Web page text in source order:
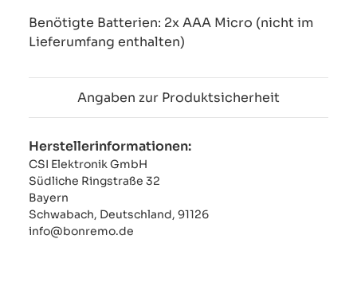
Benötigte Batterien: 2x AAA Micro (nicht im
Lieferumfang enthalten)
Angaben zur Produktsicherheit
Herstellerinformationen:
CSI Elektronik GmbH
Südliche Ringstraße 32
Bayern
Schwabach, Deutschland, 91126
info@bonremo.de